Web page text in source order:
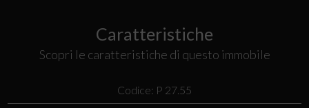
Caratteristiche
Scopri le caratteristiche di questo immobile
Codice: P 27.55